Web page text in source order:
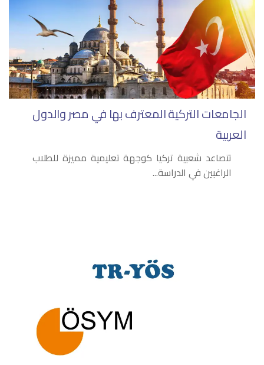
الجامعات التركية المعترف بها في مصر والدول
العربية
تتصاعد شعبية تركيا كوجهة تعليمية مميزة للطلاب
الراغبين في الدراسة...